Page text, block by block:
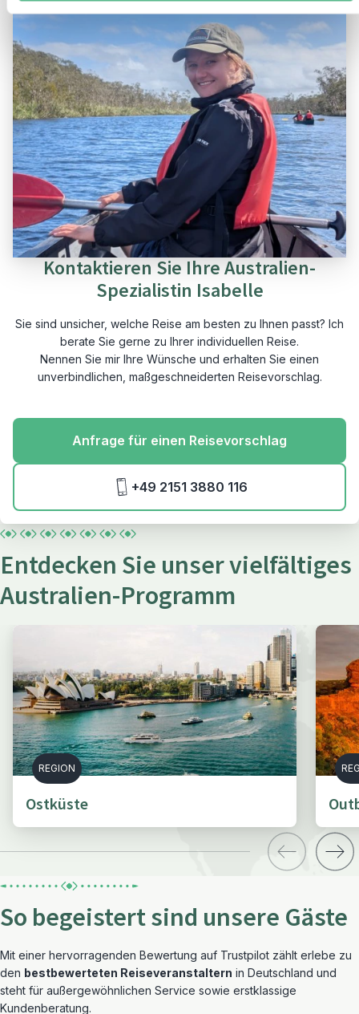
Kontaktieren Sie Ihre Australien-
Spezialistin Isabelle
Sie sind unsicher, welche Reise am besten zu Ihnen passt? Ich
berate Sie gerne zu Ihrer individuellen Reise.
Nennen Sie mir Ihre Wünsche und erhalten Sie einen
unverbindlichen, maßgeschneiderten Reisevorschlag.
Anfrage für einen Reisevorschlag
+49 2151 3880 116
Entdecken Sie unser vielfältiges
Australien-Programm
REGION
Ostküste
So begeistert sind unsere Gäste
Mit einer hervorragenden Bewertung auf Trustpilot zählt erlebe zu
den bestbewerteten Reiseveranstaltern in Deutschland und
steht für außergewöhnlichen Service sowie erstklassige
Kundenberatung.